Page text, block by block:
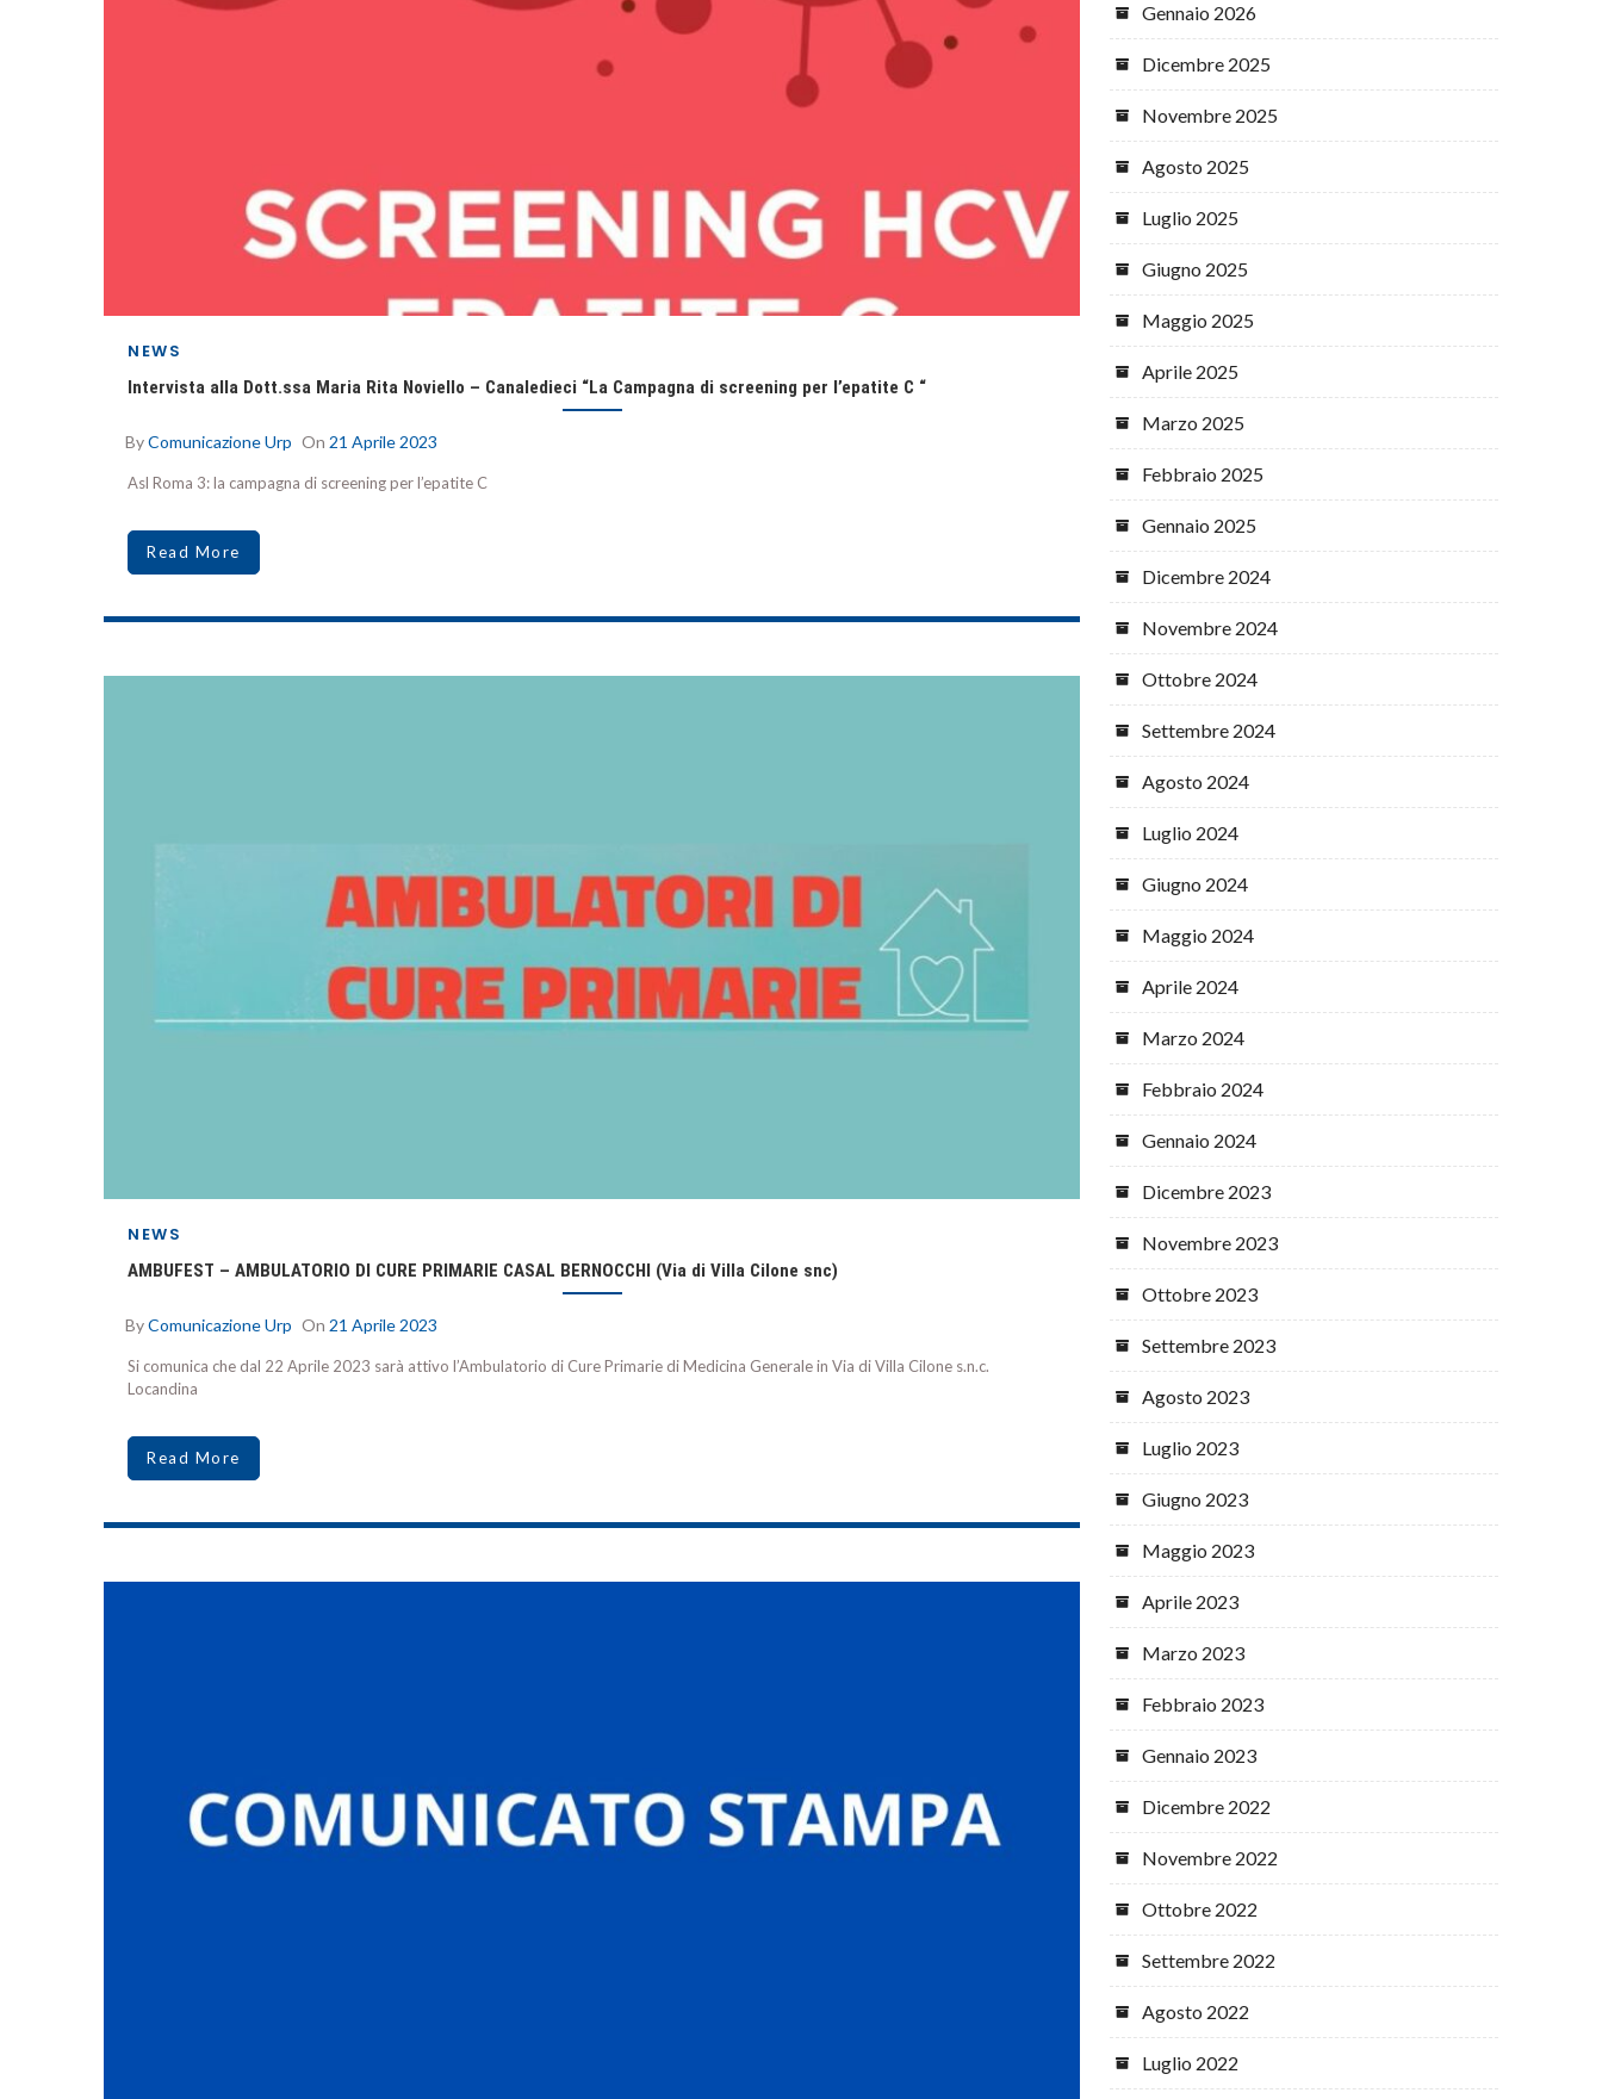
NEWS
Intervista alla Dott.ssa Maria Rita Noviello – Canaledieci “La Campagna di screening per l’epatite C “
ByComunicazione Urp On 21 Aprile 2023
Asl Roma 3: la campagna di screening per l’epatite C
Read More
NEWS
AMBUFEST – AMBULATORIO DI CURE PRIMARIE CASAL BERNOCCHI (Via di Villa Cilone snc)
ByComunicazione Urp On 21 Aprile 2023
Si comunica che dal 22 Aprile 2023 sarà attivo l’Ambulatorio di Cure Primarie di Medicina Generale in Via di Villa Cilone s.n.c.
Locandina
Read More
Gennaio 2026
Dicembre 2025
Novembre 2025
Agosto 2025
Luglio 2025
Giugno 2025
Maggio 2025
Aprile 2025
Marzo 2025
Febbraio 2025
Gennaio 2025
Dicembre 2024
Novembre 2024
Ottobre 2024
Settembre 2024
Agosto 2024
Luglio 2024
Giugno 2024
Maggio 2024
Aprile 2024
Marzo 2024
Febbraio 2024
Gennaio 2024
Dicembre 2023
Novembre 2023
Ottobre 2023
Settembre 2023
Agosto 2023
Luglio 2023
Giugno 2023
Maggio 2023
Aprile 2023
Marzo 2023
Febbraio 2023
Gennaio 2023
Dicembre 2022
Novembre 2022
Ottobre 2022
Settembre 2022
Agosto 2022
Luglio 2022